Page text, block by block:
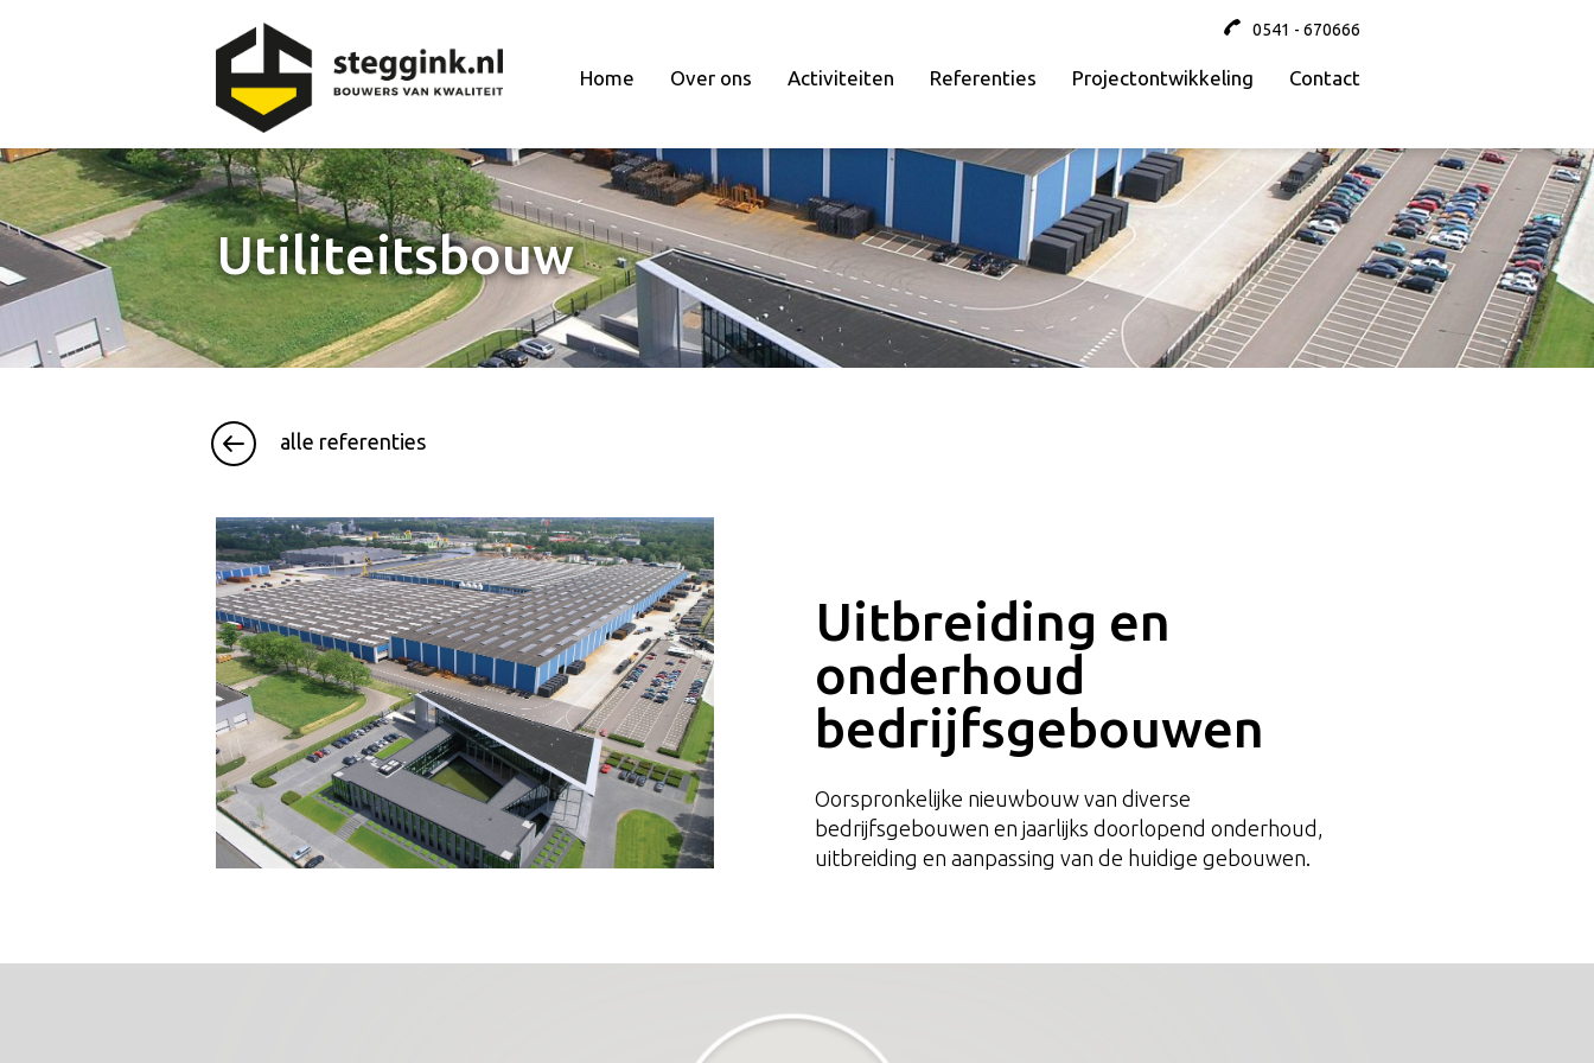
0541 - 670666
Home Over ons Activiteiten Referenties Projectontwikkeling Contact
Utiliteitsbouw
alle referenties
Uitbreiding en
onderhoud
bedrijfsgebouwen
Oorspronkelijke nieuwbouw van diverse
bedrijfsgebouwen en jaarlijks doorlopend onderhoud,
uitbreiding en aanpassing van de huidige gebouwen.